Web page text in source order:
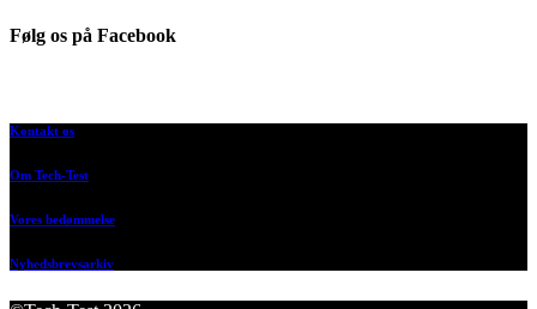
Følg os på Facebook
Kontakt os
Om Tech-Test
Vores bedømmelse
Nyhedsbrevsarkiv